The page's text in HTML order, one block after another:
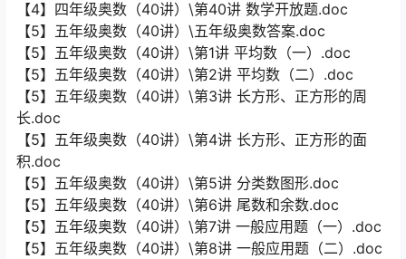
【4】四年级奥数（40讲）\第40讲 数学开放题.doc
【5】五年级奥数（40讲）\五年级奥数答案.doc
【5】五年级奥数（40讲）\第1讲 平均数（一）.doc
【5】五年级奥数（40讲）\第2讲 平均数（二）.doc
【5】五年级奥数（40讲）\第3讲 长方形、正方形的周
长.doc
【5】五年级奥数（40讲）\第4讲 长方形、正方形的面
积.doc
【5】五年级奥数（40讲）\第5讲 分类数图形.doc
【5】五年级奥数（40讲）\第6讲 尾数和余数.doc
【5】五年级奥数（40讲）\第7讲 一般应用题（一）.doc
【5】五年级奥数（40讲）\第8讲 一般应用题（二）.doc